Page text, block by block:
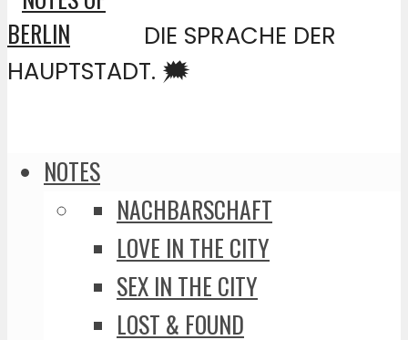
DIE SPRACHE DER
HAUPTSTADT. 🗯️
NOTES
NACHBARSCHAFT
LOVE IN THE CITY
SEX IN THE CITY
LOST & FOUND